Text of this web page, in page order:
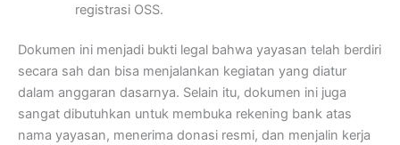
registrasi OSS.
Dokumen ini menjadi bukti legal bahwa yayasan telah berdiri
secara sah dan bisa menjalankan kegiatan yang diatur
dalam anggaran dasarnya. Selain itu, dokumen ini juga
sangat dibutuhkan untuk membuka rekening bank atas
nama yayasan, menerima donasi resmi, dan menjalin kerja